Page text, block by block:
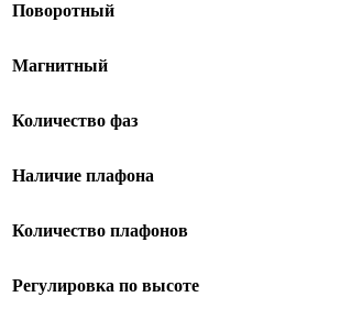
Поворотный
Магнитный
Количество фаз
Наличие плафона
Количество плафонов
Регулировка по высоте